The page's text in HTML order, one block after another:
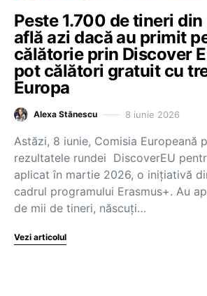
Peste 1.700 de tineri din
află azi dacă au primit
călătorie prin Discover
pot călători gratuit cu
Europa
Alexa Stănescu 8 iunie 2026
Astăzi, 8 iunie, Comisia Europeană
rezultatele rundei DiscoverEU
aplicat în martie 2026, o inițiativă
cadrul programului Erasmus+. Au
de mii de tineri, născuți…
Vezi articolul